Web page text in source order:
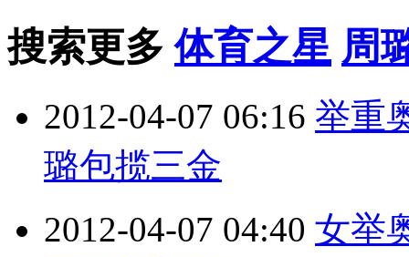
搜索更多体育之星 周
2012-04-07 06:16 举重
璐包揽三金
2012-04-07 04:40 女举